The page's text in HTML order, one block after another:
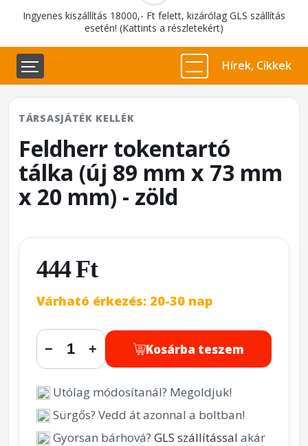
Ingyenes kiszállítás 18000,- Ft felett, kizárólag GLS szállítás
esetén! (Kattints a részletekért)
Hírek, Cikkek
TÁRSASJÁTÉK KELLÉK
Feldherr tokentartó
tálka (új 89 mm x 73 mm
x 20 mm) - zöld
444 Ft
Várható érkezés: 20-30 nap
− + Kosárba teszem
Utólag módosítanál? Megoldjuk!
Sürgős? Vedd át azonnal a boltban!
Gyorsan bárhová? GLS szállítással akár